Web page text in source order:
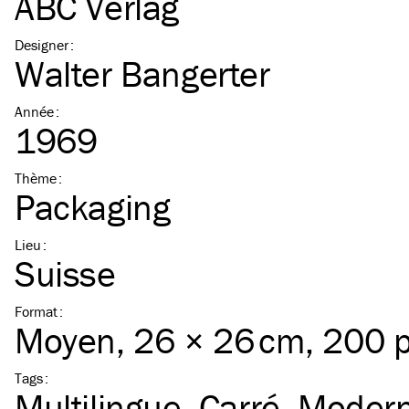
Designer:
Walter Bangerter
Année:
1969
Thème:
Packaging
Lieu :
Suisse
Format:
Moyen, 26 × 26 cm, 200
Tags: